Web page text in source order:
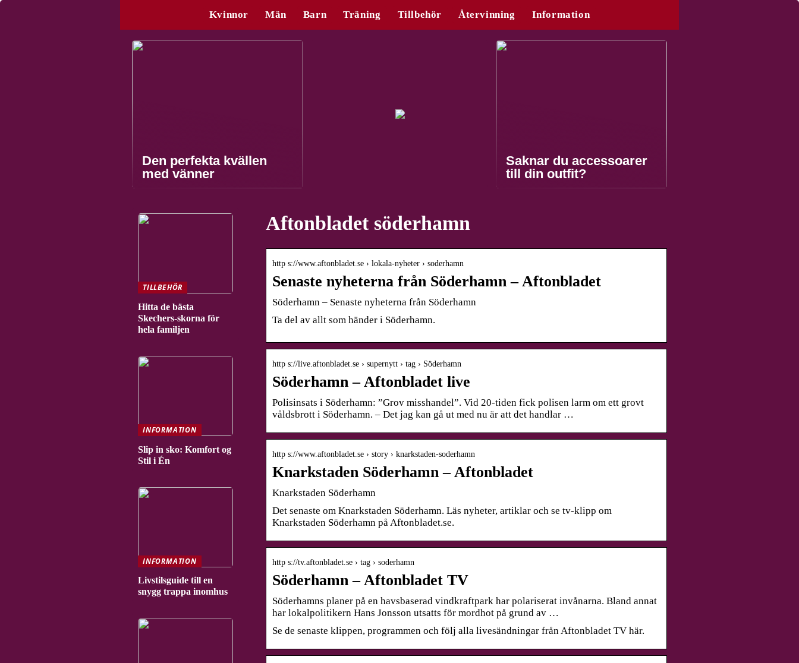
Kvinnor Män Barn Träning Tillbehör Återvinning Information
Den perfekta kvällen
med vänner
Saknar du accessoarer
till din outfit?
Aftonbladet söderhamn
http s://www.aftonbladet.se › lokala-nyheter › soderhamn
Senaste nyheterna från Söderhamn – Aftonbladet
Söderhamn – Senaste nyheterna från Söderhamn
Ta del av allt som händer i Söderhamn.
http s://live.aftonbladet.se › supernytt › tag › Söderhamn
Söderhamn – Aftonbladet live
Polisinsats i Söderhamn: ”Grov misshandel”. Vid 20-tiden fick polisen larm om ett grovt
våldsbrott i Söderhamn. – Det jag kan gå ut med nu är att det handlar …
http s://www.aftonbladet.se › story › knarkstaden-soderhamn
Knarkstaden Söderhamn – Aftonbladet
Knarkstaden Söderhamn
Det senaste om Knarkstaden Söderhamn. Läs nyheter, artiklar och se tv-klipp om
Knarkstaden Söderhamn på Aftonbladet.se.
http s://tv.aftonbladet.se › tag › soderhamn
Söderhamn – Aftonbladet TV
Söderhamns planer på en havsbaserad vindkraftpark har polariserat invånarna. Bland annat
har lokalpolitikern Hans Jonsson utsatts för mordhot på grund av …
Se de senaste klippen, programmen och följ alla livesändningar från Aftonbladet TV här.
TILLBEHÖR
Hitta de bästa
Skechers-skorna för
hela familjen
INFORMATION
Slip in sko: Komfort og
Stil i Én
INFORMATION
Livstilsguide till en
snygg trappa inomhus